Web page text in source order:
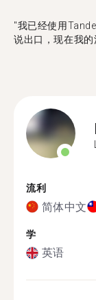
"​​我已经使用
说出口，现在我
流利
简体中文
学
英语